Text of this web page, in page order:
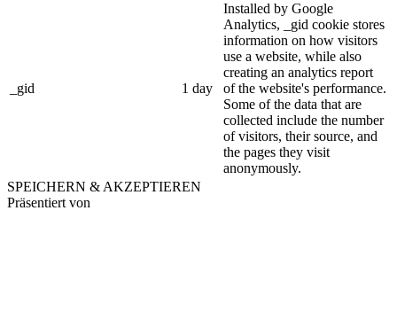
_gid 1 day
Installed by Google
Analytics, _gid cookie stores
information on how visitors
use a website, while also
creating an analytics report
of the website's performance.
Some of the data that are
collected include the number
of visitors, their source, and
the pages they visit
anonymously.
SPEICHERN & AKZEPTIEREN
Präsentiert von